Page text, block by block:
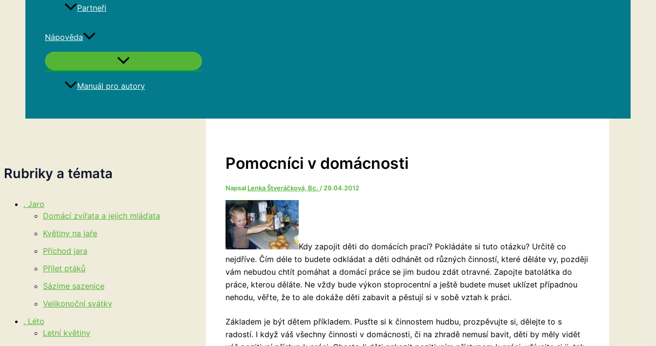
Partneři
Nápověda
Manuál pro autory
Rubriky a témata
. Jaro
Domácí zvířata a jejich mláďata
Květiny na jaře
Příchod jara
Přílet ptáků
Sázíme sazenice
Velikonoční svátky
. Léto
Letní květiny
Pomocníci v domácnosti
Napsal Lenka Štveráčková, Bc. / 29.04.2012
Kdy zapojit děti do domácích prací? Pokládáte si tuto otázku? Určitě co
nejdříve. Čím déle to budete odkládat a děti odhánět od různých činností, které děláte vy, později
vám nebudou chtít pomáhat a domácí práce se jim budou zdát otravné. Zapojte batolátka do
práce, kterou děláte. Ne vždy bude výkon stoprocentní a ještě budete muset uklízet případnou
nehodu, věřte, že to ale dokáže děti zabavit a pěstují si v sobě vztah k práci.
Základem je být dětem příkladem. Pusťte si k činnostem hudbu, prozpěvujte si, dělejte to s
radostí. I když váš všechny činnosti v domácnosti, či na zhradě nemusí bavit, děti by měly vidět